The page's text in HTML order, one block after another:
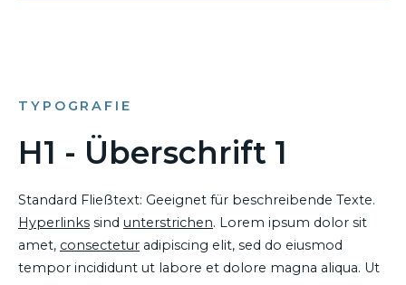
TYPOGRAFIE
H1 - Überschrift 1
Standard Fließtext: Geeignet für beschreibende Texte.
Hyperlinks sind unterstrichen. Lorem ipsum dolor sit
amet, consectetur adipiscing elit, sed do eiusmod
tempor incididunt ut labore et dolore magna aliqua. Ut